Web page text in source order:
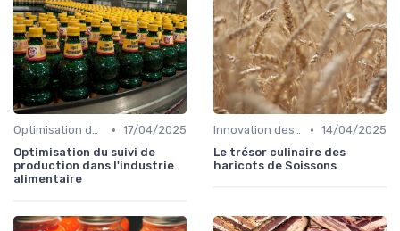
Optimisation des coûts • 17/04/2025
Optimisation du suivi de
production dans l'industrie
alimentaire
Innovation des recettes • 14/04/2025
Le trésor culinaire des
haricots de Soissons